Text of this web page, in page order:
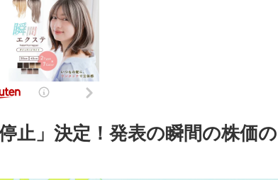
止」決定！発表の瞬間の株価の